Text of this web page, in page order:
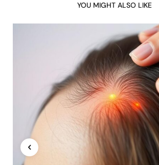
YOU MIGHT ALSO LIKE